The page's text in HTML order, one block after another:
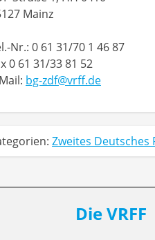
Mainz
Nr.: 0 61 31/70 1 46 87
0 61 31/33 81 52
bg-zdf@vrff.de
Zweites Deutsches
Die VRFF